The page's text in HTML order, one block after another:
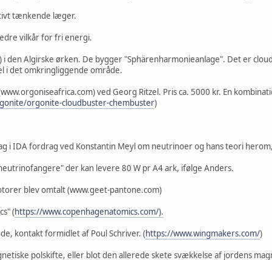
tænkende læger.
vilkår for fri energi.
Algirske ørken. De bygger "Sphärenharmonieanlage". Det er
i det omkringliggende område.
ved Georg Ritzel. Pris ca. 5000 kr. En
orgonite-cloudbuster-chembuster)
i IDA fordrag ved Konstantin Meyl om neutrinoer og hans teori
der kan levere 80 W pr A4 ark, ifølge Anders.
blev omtalt (www.geet-pantone.com)
(https://www.copenhagenatomics.com/).
kontakt formidlet af Poul Schriver. (https://www.wingmakers.com/)
polskifte, eller blot den allerede skete svækkelse af jordens